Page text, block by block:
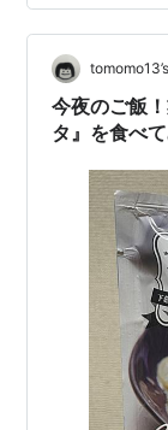
絡めタイミン
て、おたま使
ンのソースを
豆がほとんど
せしなきゃで
今夜のご飯
タ』を食べて